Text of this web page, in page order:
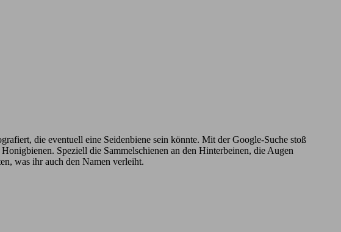
die eventuell eine Seidenbiene sein könnte. Mit der Google-Suche stoß
Speziell die Sammelschienen an den Hinterbeinen, die Augen
was ihr auch den Namen verleiht.